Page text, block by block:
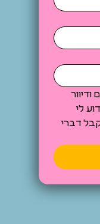
אני מאשר/ת קבלת פרסום ודיוור
באמצעי המדיה השונים. ידוע לי
שאוכל לבקש להפסיק לקבל דברי